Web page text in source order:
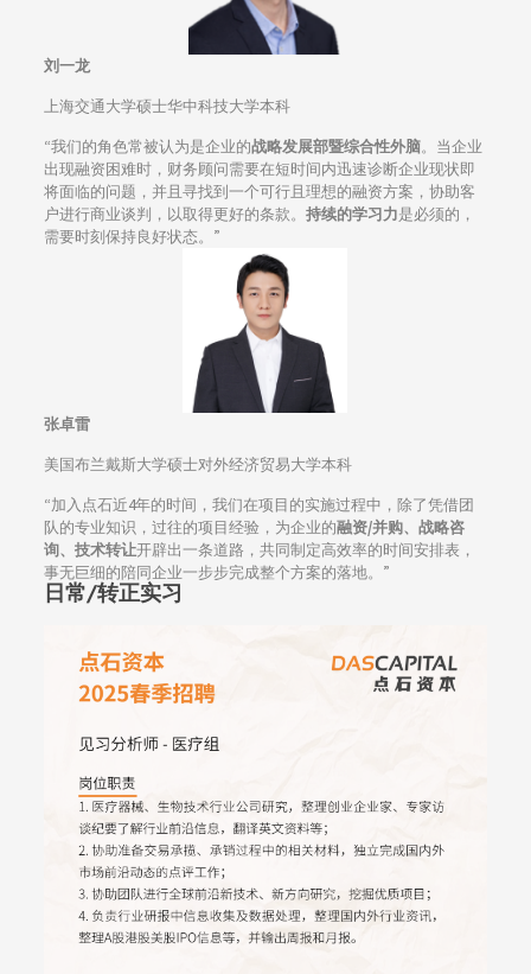
刘一龙
上海交通大学硕士华中科技大学本科
“我们的角色常被认为是企业的战略发展部暨综合性外脑。当企业
出现融资困难时，财务顾问需要在短时间内迅速诊断企业现状即
将面临的问题，并且寻找到一个可行且理想的融资方案，协助客
户进行商业谈判，以取得更好的条款。 持续的学习力是必须的，
需要时刻保持良好状态。”
张卓雷
美国布兰戴斯大学硕士对外经济贸易大学本科
“加入点石近4年的时间，我们在项目的实施过程中，除了凭借团
队的专业知识，过往的项目经验，为企业的融资/并购、战略咨
询、技术转让开辟出一条道路，共同制定高效率的时间安排表，
事无巨细的陪同企业一步步完成整个方案的落地。”
日常/转正实习